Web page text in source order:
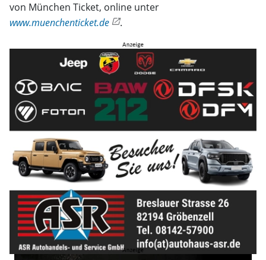
von München Ticket, online unter
www.muenchenticket.de
.